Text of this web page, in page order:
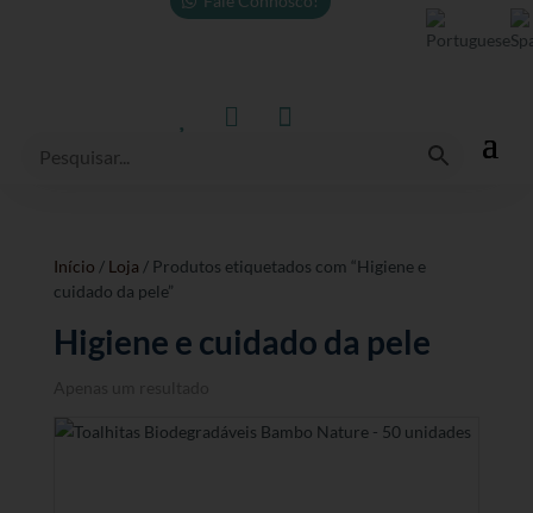
 
Início / Loja / Produtos etiquetados com “Higiene e
cuidado da pele”
Higiene e cuidado da pele